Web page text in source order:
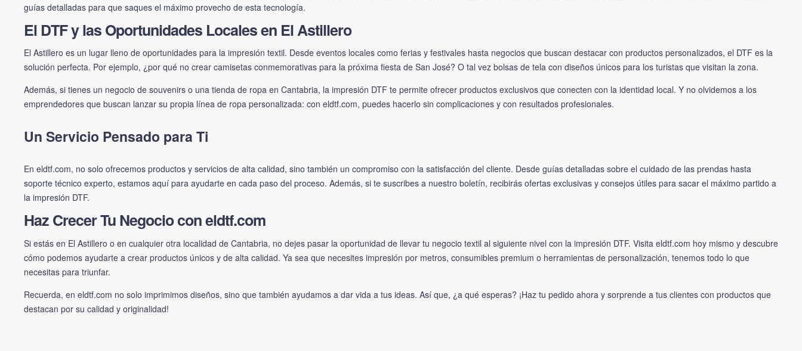
guías detalladas para que saques el máximo provecho de esta tecnología.
El DTF y las Oportunidades Locales en El Astillero
El Astillero es un lugar lleno de oportunidades para la impresión textil. Desde eventos locales como ferias y festivales hasta negocios que buscan destacar con productos personalizados, el DTF es la
solución perfecta. Por ejemplo, ¿por qué no crear camisetas conmemorativas para la próxima fiesta de San José? O tal vez bolsas de tela con diseños únicos para los turistas que visitan la zona.
Además, si tienes un negocio de souvenirs o una tienda de ropa en Cantabria, la impresión DTF te permite ofrecer productos exclusivos que conecten con la identidad local. Y no olvidemos a los
emprendedores que buscan lanzar su propia línea de ropa personalizada: con eldtf.com, puedes hacerlo sin complicaciones y con resultados profesionales.
Un Servicio Pensado para Ti
En eldtf.com, no solo ofrecemos productos y servicios de alta calidad, sino también un compromiso con la satisfacción del cliente. Desde guías detalladas sobre el cuidado de las prendas hasta
soporte técnico experto, estamos aquí para ayudarte en cada paso del proceso. Además, si te suscribes a nuestro boletín, recibirás ofertas exclusivas y consejos útiles para sacar el máximo partido a
la impresión DTF.
Haz Crecer Tu Negocio con eldtf.com
Si estás en El Astillero o en cualquier otra localidad de Cantabria, no dejes pasar la oportunidad de llevar tu negocio textil al siguiente nivel con la impresión DTF. Visita eldtf.com hoy mismo y descubre
cómo podemos ayudarte a crear productos únicos y de alta calidad. Ya sea que necesites impresión por metros, consumibles premium o herramientas de personalización, tenemos todo lo que
necesitas para triunfar.
Recuerda, en eldtf.com no solo imprimimos diseños, sino que también ayudamos a dar vida a tus ideas. Así que, ¿a qué esperas? ¡Haz tu pedido ahora y sorprende a tus clientes con productos que
destacan por su calidad y originalidad!